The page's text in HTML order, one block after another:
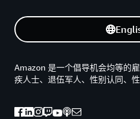
Amazon 是一个倡导机会均等的
疾人士、退伍军人、性别认同、性